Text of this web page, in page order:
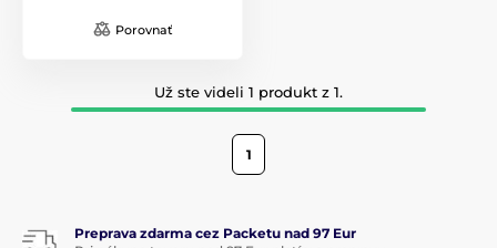
Porovnať
Už ste videli 1 produkt z 1.
1
Preprava zdarma cez Packetu nad 97 Eur